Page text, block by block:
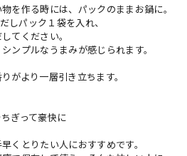
を作る時には、パックのままお鍋に。
しパック１袋を入れ、
てください。
ンプルなうまみが感じられます。
がより一層引き立ちます。
ぎって豪快に
くとりたい人におすすめです。